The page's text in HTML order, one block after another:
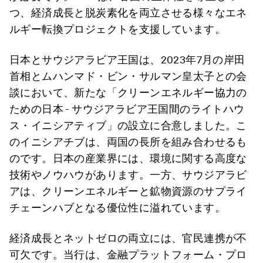
つ、経済成長と脱炭素化を両立させる様々なエネ
ルギー転換プロジェクトを支援しています。
日本とサウジアラビア王国は、2023年7月の岸田
首相とムハンマド・ビン・サルマン皇太子との会
談において、新たな「クリーンエネルギー協力の
ための日本 - サウジアラビア王国間のライトハウ
ス・イニシアティブ」の設立に合意しました。こ
のイニシアチブは、両国の長所を組み合わせるも
のです。日本の産業界には、環境に関する高度な
技術やノウハウがあります。一方、サウジアラビ
アは、クリーンエネルギーと鉱物資源のサプライ
チェーンハブとなる優位性に溢れています。
経済成長とネットゼロの両立には、官民連携が不
可欠です。当行は、金融プラットフォーム・プロ